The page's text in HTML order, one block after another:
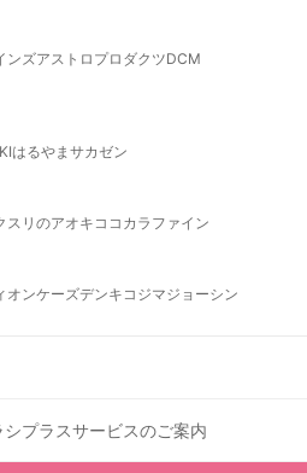
ンズアストロプロダクツDCM
はるやま サカゼン
スリのアオキココカラファイン
オンケーズデンキ コジマジョーシン
プラスサービスのご案内